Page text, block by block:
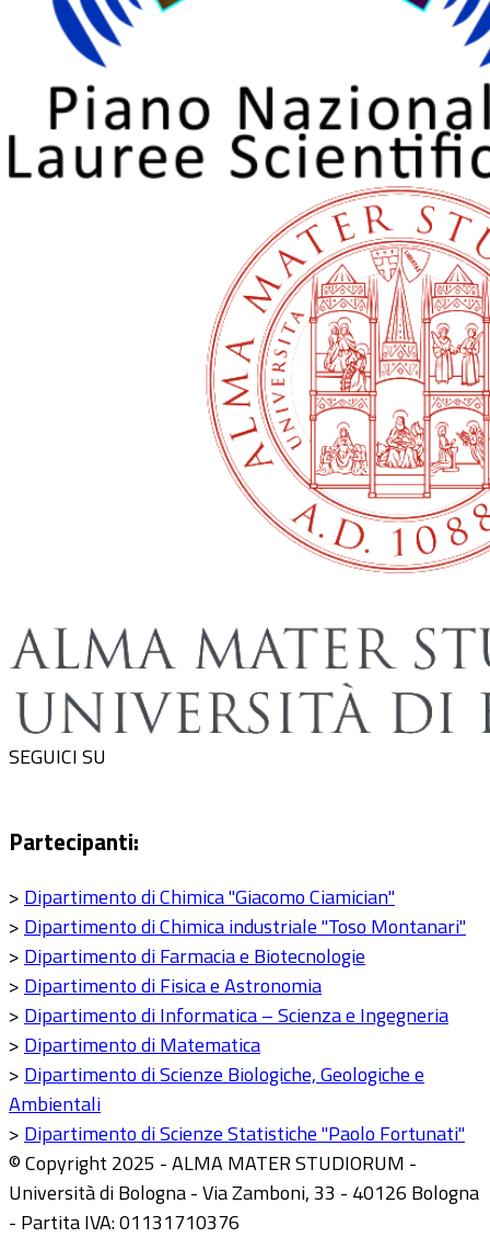
SEGUICI SU
Partecipanti:
> Dipartimento di Chimica "Giacomo Ciamician"
> Dipartimento di Chimica industriale "Toso Montanari"
> Dipartimento di Farmacia e Biotecnologie
> Dipartimento di Fisica e Astronomia
> Dipartimento di Informatica – Scienza e Ingegneria
> Dipartimento di Matematica
> Dipartimento di Scienze Biologiche, Geologiche e
Ambientali
> Dipartimento di Scienze Statistiche "Paolo Fortunati"
© Copyright 2025 - ALMA MATER STUDIORUM -
Università di Bologna - Via Zamboni, 33 - 40126 Bologna
- Partita IVA: 01131710376